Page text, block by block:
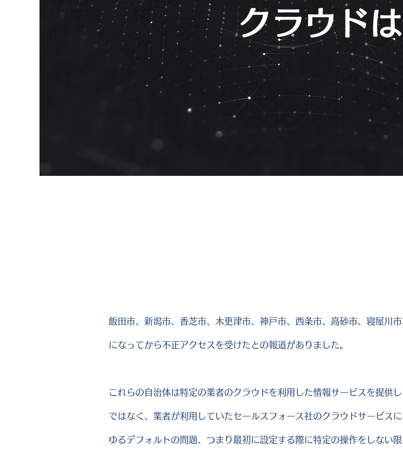
クラウド
飯田市、新潟市、香芝市、木更津市、神戸市、西条市、高砂市、寝屋川
になってから不正アクセスを受けたとの報道がありました。
これらの自治体は特定の業者のクラウドを利用した情報サービスを提供
ではなく、業者が利用していたセールスフォース社のクラウドサービス
ゆるデフォルトの問題、つまり最初に設定する際に特定の操作をしない